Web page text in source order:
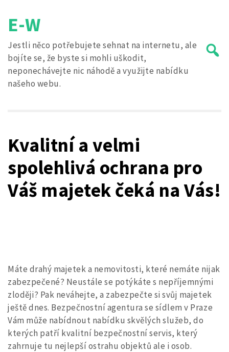
content
E-W
Jestli něco potřebujete sehnat na internetu, ale
bojíte se, že byste si mohli uškodit,
neponechávejte nic náhodě a využijte nabídku
našeho webu.
Kvalitní a velmi
spolehlivá ochrana pro
Váš majetek čeká na Vás!
Máte drahý majetek a nemovitosti, které nemáte nijak
zabezpečené? Neustále se potýkáte s nepříjemnými
zloději? Pak neváhejte, a zabezpečte si svůj majetek
ještě dnes. Bezpečnostní agentura se sídlem v Praze
Vám může nabídnout nabídku skvělých služeb, do
kterých patří kvalitní bezpečnostní servis, který
zahrnuje tu nejlepší ostrahu objektů ale i osob.